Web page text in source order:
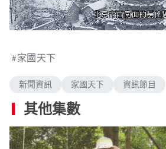
U
n
t
e
L
o
.
0
%
家國天下
新聞資訊 家國天下 資訊節目
其他集數